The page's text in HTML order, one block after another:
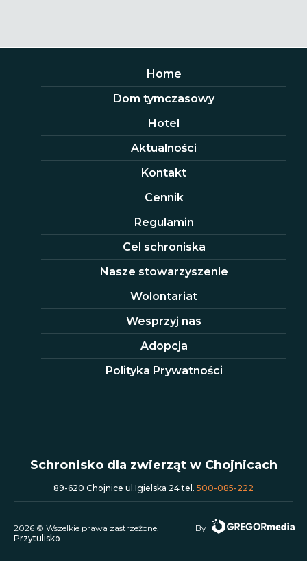
Home
Dom tymczasowy
Hotel
Aktualności
Kontakt
Cennik
Regulamin
Cel schroniska
Nasze stowarzyszenie
Wolontariat
Wesprzyj nas
Adopcja
Polityka Prywatności
Schronisko dla zwierząt w Chojnicach
89-620 Chojnice ul.Igielska 24 tel. 500-085-222
2026 © Wszelkie prawa zastrzeżone.
Przytulisko
By